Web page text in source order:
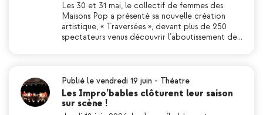
Les 30 et 31 mai, le collectif de femmes des
Maisons Pop a présenté sa nouvelle création
artistique, « Traversées », devant plus de 250
spectateurs venus découvrir l’aboutissement de…
Publié le vendredi 19 juin - Théatre
Les Impro’bables clôturent leur saison
sur scène !